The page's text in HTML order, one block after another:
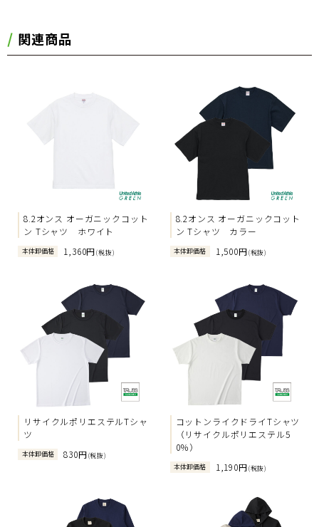
関連商品
8.2オンス オーガニックコット
ン Tシャツ ホワイト
本体卸価格 1,360円(税抜)
8.2オンス オーガニックコット
ン Tシャツ カラー
本体卸価格 1,500円(税抜)
リサイクルポリエステルTシャ
ツ
本体卸価格 830円(税抜)
コットンライクドライTシャツ
（リサイクルポリエステル5
0％）
本体卸価格 1,190円(税抜)